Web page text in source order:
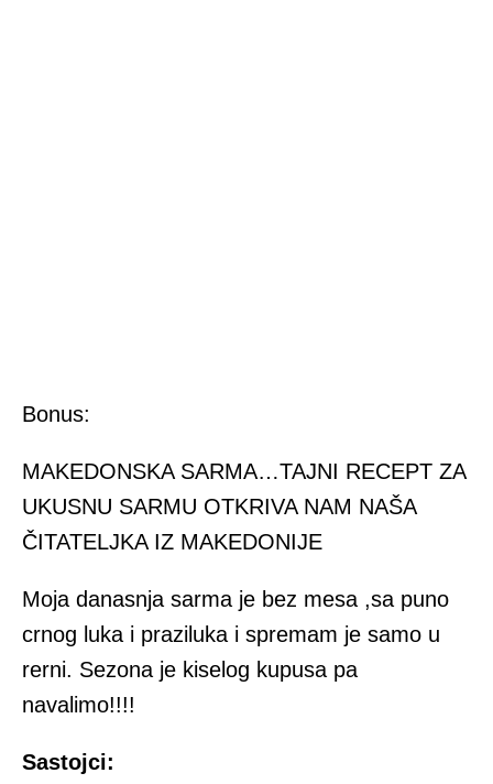
Bonus:
MAKEDONSKA SARMA…TAJNI RECEPT ZA
UKUSNU SARMU OTKRIVA NAM NAŠA
ČITATELJKA IZ MAKEDONIJE
Moja danasnja sarma je bez mesa ,sa puno
crnog luka i praziluka i spremam je samo u
rerni. Sezona je kiselog kupusa pa
navalimo!!!!
Sastojci: